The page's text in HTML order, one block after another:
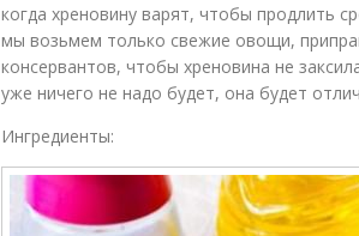
когда хреновину варят, чтобы продлить
мы возьмем только свежие овощи,
консервантов, чтобы хреновина не
уже ничего не надо будет, она будет
Ингредиенты: